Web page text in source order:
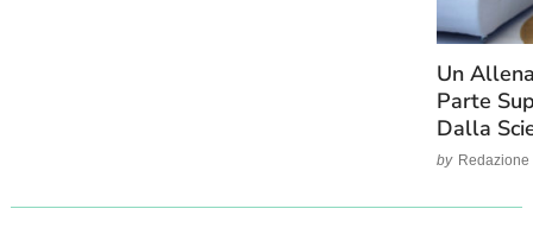
Un
Parte
Dalla
by Redazione